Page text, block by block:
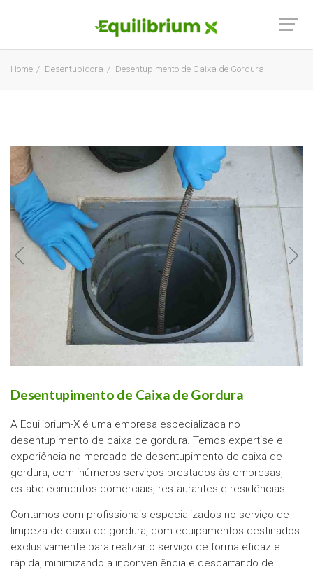
Home Desentupidora Desentupimento de Caixa de Gordura
Previous Next
Desentupimento de Caixa de Gordura
A Equilibrium-X é uma empresa especializada no
desentupimento de caixa de gordura. Temos expertise e
experiência no mercado de desentupimento de caixa de
gordura, com inúmeros serviços prestados às empresas,
estabelecimentos comerciais, restaurantes e residências.
Contamos com profissionais especializados no serviço de
limpeza de caixa de gordura, com equipamentos destinados
exclusivamente para realizar o serviço de forma eficaz e
rápida, minimizando a inconveniência e descartando de